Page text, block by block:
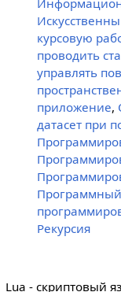
курсовую
проводить
управлять
приложение,
датасет при
Рекурсия
Lua - скриптовый